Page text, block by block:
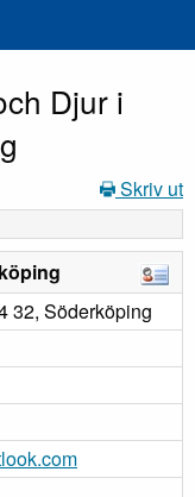
Djur i
Skriv ut
32, Söderköping